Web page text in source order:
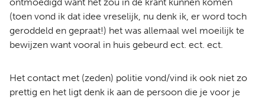
(toen vond ik dat idee vreselijk, nu denk ik, er word toch
geroddeld en gepraat!) het was allemaal wel moeilijk te
bewijzen want vooral in huis gebeurd ect. ect. ect.
Het contact met (zeden) politie vond/vind ik ook niet zo
prettig en het ligt denk ik aan de persoon die je voor je